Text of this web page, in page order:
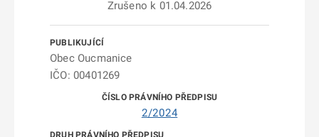
Zrušeno k 01.04.2026
Obec Oucmanice
IČO: 00401269
2/2024